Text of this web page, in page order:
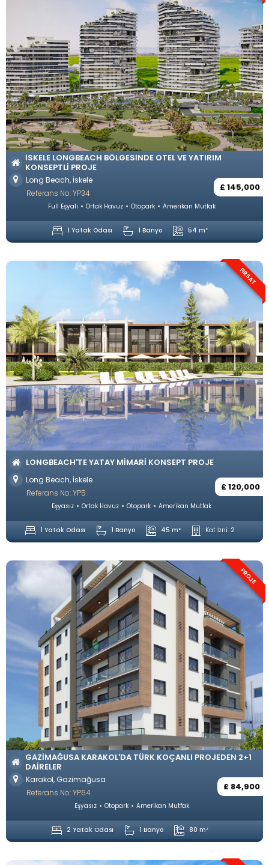
İSKELE LONGBEACH BÖLGESINDE OTEL VE YATIRIM
KONSEPTLI PROJE
Long Beach, İskele
£ 145,000
Referans No: YP34
Full Eşyalı Ortak Havuz Otopark Amerikan Mutfak
1 Yatak Odası 1 Banyo 54 m²
FIRSAT
LONGBEACH'TE YATAY MIMARI KONSEPT PROJE
Long Beach, İskele
£ 120,000
Referans No: YP5
Eşyasız Ortak Havuz Otopark Amerikan Mutfak
1 Yatak Odası 1 Banyo 45 m² Kat İzni: 2
PROJE
GAZIMAĞUSA KARAKOL'DA TÜRK KOÇANLI PROJEDEN 2+1
DAIRELER
Karakol, Gazimağusa
£ 84,900
Referans No: YP64
Eşyasız Otopark Amerikan Mutfak
2 Yatak Odası 1 Banyo 80 m²